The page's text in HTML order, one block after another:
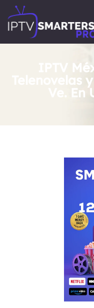
IPTV
Telenovelas
Ve.